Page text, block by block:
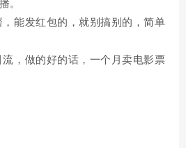
。
能发红包的，就别搞别的，简单
，做的好的话，一个月卖电影票